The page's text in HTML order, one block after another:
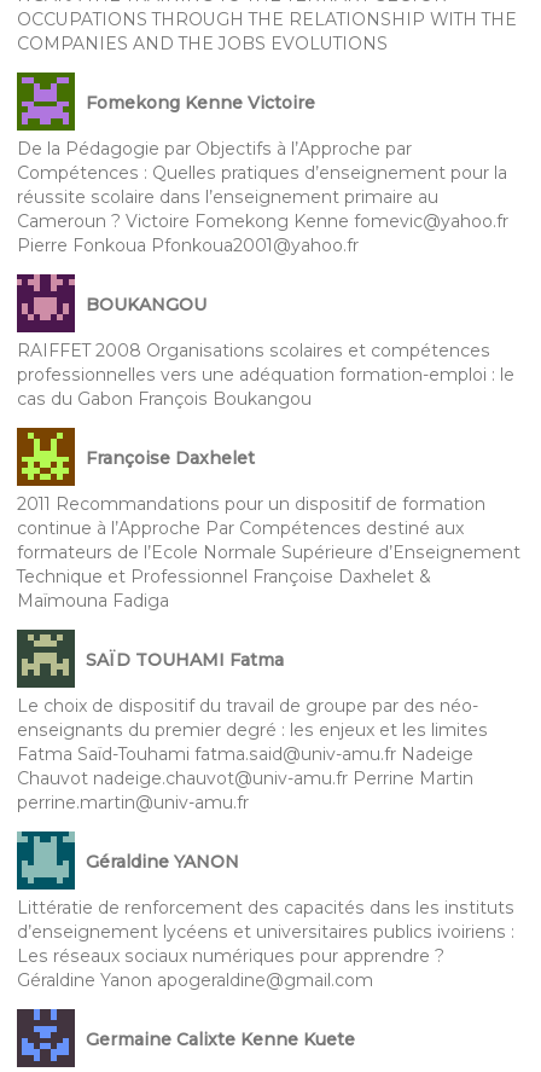
OCCUPATIONS THROUGH THE RELATIONSHIP WITH THE
COMPANIES AND THE JOBS EVOLUTIONS
Fomekong Kenne Victoire
De la Pédagogie par Objectifs à l’Approche par
Compétences : Quelles pratiques d’enseignement pour la
réussite scolaire dans l’enseignement primaire au
Cameroun ? Victoire Fomekong Kenne fomevic@yahoo.fr
Pierre Fonkoua Pfonkoua2001@yahoo.fr
BOUKANGOU
RAIFFET 2008 Organisations scolaires et compétences
professionnelles vers une adéquation formation-emploi : le
cas du Gabon François Boukangou
Françoise Daxhelet
2011 Recommandations pour un dispositif de formation
continue à l’Approche Par Compétences destiné aux
formateurs de l’Ecole Normale Supérieure d’Enseignement
Technique et Professionnel Françoise Daxhelet &
Maïmouna Fadiga
SAÏD TOUHAMI Fatma
Le choix de dispositif du travail de groupe par des néo-
enseignants du premier degré : les enjeux et les limites
Fatma Saïd-Touhami fatma.said@univ-amu.fr Nadeige
Chauvot nadeige.chauvot@univ-amu.fr Perrine Martin
perrine.martin@univ-amu.fr
Géraldine YANON
Littératie de renforcement des capacités dans les instituts
d’enseignement lycéens et universitaires publics ivoiriens :
Les réseaux sociaux numériques pour apprendre ?
Géraldine Yanon apogeraldine@gmail.com
Germaine Calixte Kenne Kuete